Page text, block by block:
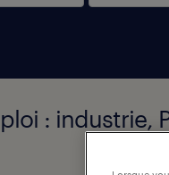
: industrie,